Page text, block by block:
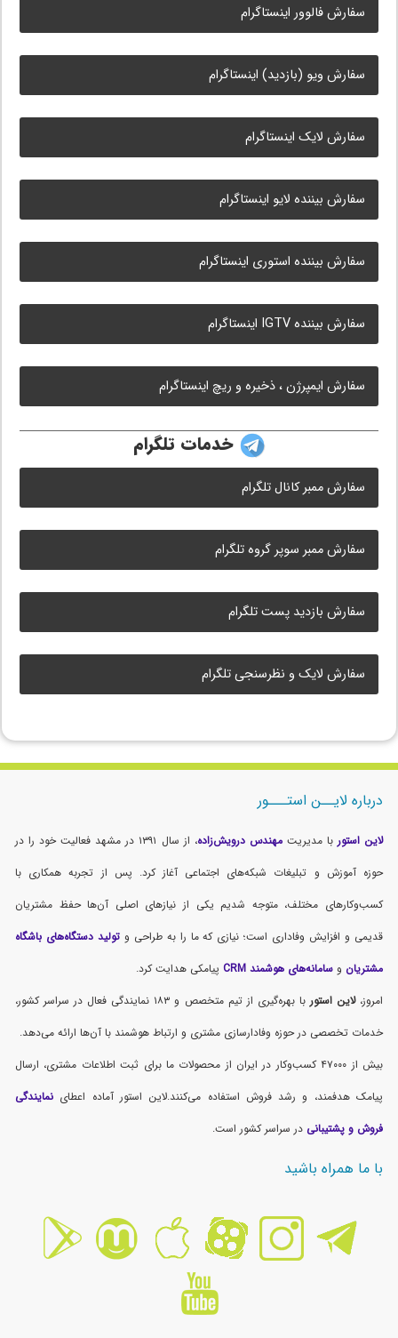
سفارش فالوور اینستاگرام
سفارش ویو (بازدید) اینستاگرام
سفارش لایک اینستاگرام
سفارش بیننده لایو اینستاگرام
سفارش بیننده استوری اینستاگرام
سفارش بیننده IGTV اینستاگرام
سفارش ایمپرژن ، ذخیره و ریچ اینستاگرام
خدمات تلگرام
سفارش ممبر کانال تلگرام
سفارش ممبر سوپر گروه تلگرام
سفارش بازدید پست تلگرام
سفارش لایک و نظرسنجی تلگرام